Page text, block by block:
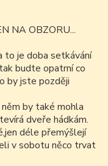
NA OBZORU...
to je doba setkávání
budte opatrní co
by jste později
něm by také mohla
dveře hádkám.
déle přemýšlejí
v sobotu něco trvat